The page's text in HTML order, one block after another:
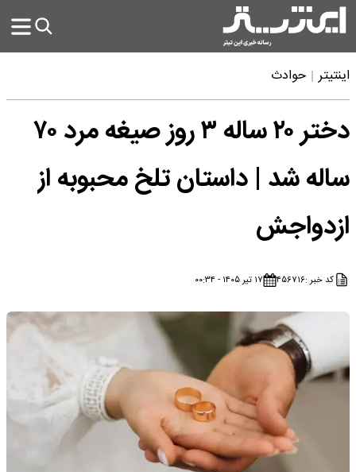
اینتیتر حوادث
دختر ۲۰ ساله ۳ روز صیغه مرد ۷۰
ساله شد | داستان تلخ محبوبه از
ازدواجش
کد خبر :۴۵۶۷۱۶ ۱۷ تیر ۱۴۰۵ - ۰۰:۳۴